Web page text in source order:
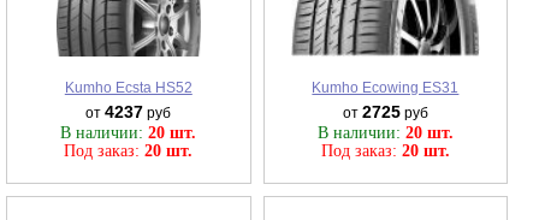
Kumho Ecsta HS52
от4237 руб
В наличии:20 шт.
Под заказ:20 шт.
Kumho Ecowing ES31
от 2725руб
В наличии: 20 шт.
Под заказ: 20 шт.